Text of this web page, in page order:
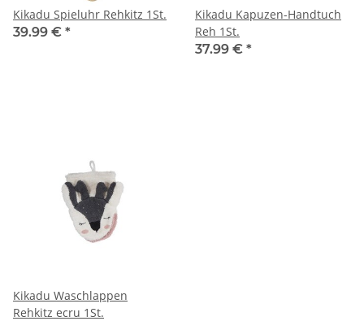
Kikadu Spieluhr Rehkitz 1St.
39.99 € *
Kikadu Kapuzen-Handtuch
Reh 1St.
37.99 € *
Kikadu Waschlappen
Rehkitz ecru 1St.